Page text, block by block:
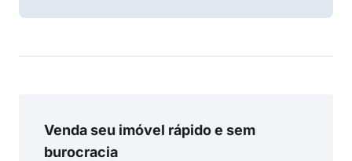
Venda seu imóvel rápido e sem
burocracia